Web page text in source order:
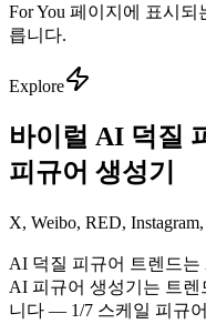
For You 페이지에 표시
릅니다.
Explore
바이럴 AI 덕질
피규어 생성기
X, Weibo, RED,
AI 덕질 피규어 트렌드는
AI 피규어 생성기는 트
니다 — 1/7 스케일 피규